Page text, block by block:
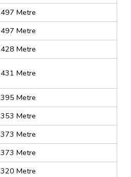
497 Metre
497 Metre
428 Metre
431 Metre
395 Metre
353 Metre
373 Metre
373 Metre
320 Metre